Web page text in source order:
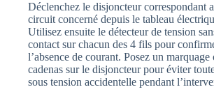
Déclenchez le disjoncteur correspondant
circuit concerné depuis le tableau
Utilisez ensuite le détecteur de tension
contact sur chacun des 4 fils pour
l’absence de courant. Posez un marquage
cadenas sur le disjoncteur pour éviter
sous tension accidentelle pendant